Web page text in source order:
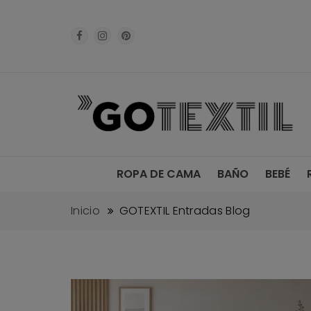
ROPA DE CAMA BAÑO BEBÉ
Inicio GOTEXTIL Entradas Blog